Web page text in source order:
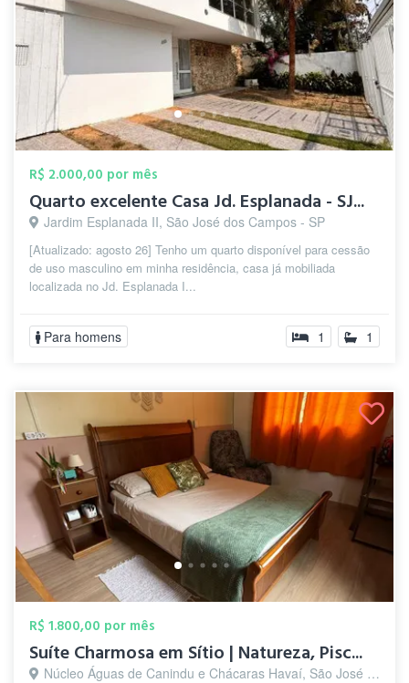
R$ 2.000,00 por mês
Quarto excelente Casa Jd. Esplanada - SJ...
Jardim Esplanada II, São José dos Campos - SP
[Atualizado: agosto 26] Tenho um quarto disponível para cessão
de uso masculino em minha residência, casa já mobiliada
localizada no Jd. Esplanada I...
Para homens 1 1
R$ 1.800,00 por mês
Suíte Charmosa em Sítio | Natureza, Pisc...
Núcleo Águas de Canindu e Chácaras Havaí, São José dos Campos - SP